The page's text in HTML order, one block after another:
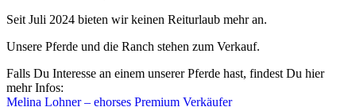
Seit Juli 2024 bieten wir keinen Reiturlaub mehr an.
Unsere Pferde und die Ranch stehen zum Verkauf.
Falls Du Interesse an einem unserer Pferde hast, findest Du hier
mehr Infos:
Melina Lohner – ehorses Premium Verkäufer